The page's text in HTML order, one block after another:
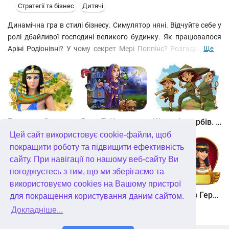
Цей сайт використовує cookie-файли, щоб
покращити роботу та підвищити ефективність
сайту. При навігації по нашому веб-сайту Ви
погоджуєтесь з тим, що ми зберігаємо та
використовуємо cookies на Вашому пристрої
для покращення користування даним сайтом.
Докладніше...
Стратегії та бізнес Дитячі
Динамічна гра в стилі бізнесу. Симулятор няні. Відчуйте себе у
ролі дбайливої господині великого будинку. Як працювалося
Аріні Родіонівні? У чому секрет Мері Поппінс? Розгадайте цю
білому світі! Пройдіть п'ятдесят захоплюючих рівнів і досягайте
успіху. Нехай ваш будинок засяє ідеальною чистотою, а вмиті
та причесані діти скажуть вам слова щирої подяки!
Ще
Шукачі скарбів. Камінь душі
Шукачі скарбів. Сніжна королева. колекційне видання Алісія Квотермейн 3. Таємниця палаючого золота. колекційне видання 12 подвигів Геракла. Як я зустрів Мегару. колекційне видання